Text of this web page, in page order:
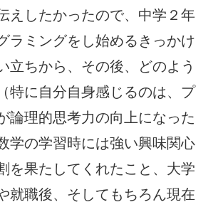
えしたかったので、中学２年
ラミングをし始めるきっかけ
立ちから、その後、どのよう
特に自分自身感じるのは、プ
論理的思考力の向上になった
学の学習時には強い興味関心
を果たしてくれたこと、大学
就職後、そしてもちろん現在